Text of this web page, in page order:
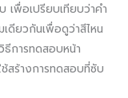
พื่อเปรียบเทียบว่าคำ
ดียวกันเพื่อดูว่าสีไหน
การทดสอบหน้า
สร้างการทดสอบที่ซับ